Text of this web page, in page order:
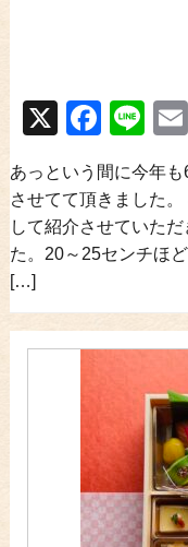
X
あっという間に今年
させてて頂きました
して紹介させていた
た。20～25センチほ
[…]